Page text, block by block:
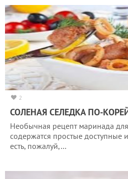
2
СОЛЕНАЯ СЕЛЕДКА ПО-
Необычная рецепт маринада
содержатся простые доступные
есть, пожалуй,…